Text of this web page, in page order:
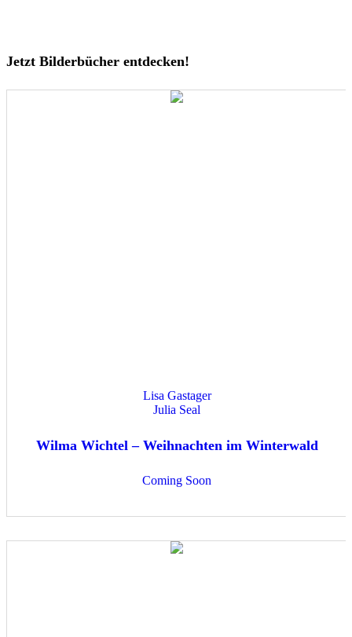
Jetzt Bilderbücher entdecken!
Lisa Gastager
Julia Seal
Wilma Wichtel – Weihnachten im Winterwald
Coming Soon